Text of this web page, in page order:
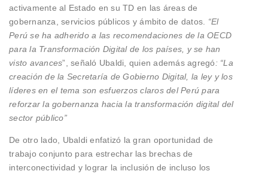
activamente al Estado en su TD en las áreas de
gobernanza, servicios públicos y ámbito de datos. “El
Perú se ha adherido a las recomendaciones de la OECD
para la Transformación Digital de los países, y se han
visto avances”, señaló Ubaldi, quien además agregó: “La
creación de la Secretaría de Gobierno Digital, la ley y los
líderes en el tema son esfuerzos claros del Perú para
reforzar la gobernanza hacia la transformación digital del
sector público”
De otro lado, Ubaldi enfatizó la gran oportunidad de
trabajo conjunto para estrechar las brechas de
interconectividad y lograr la inclusión de incluso los